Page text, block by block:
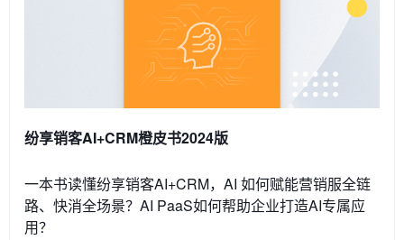
纷享销客AI+CRM橙皮书2024版
一本书读懂纷享销客AI+CRM，AI 如何赋能营销服全链
路、快消全场景？AI PaaS如何帮助企业打造AI专属应
用？